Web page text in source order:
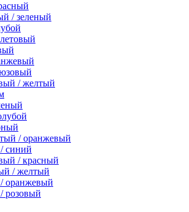
/ зеленый
/ желтый
/ оранжевый
синий
/ красный
/ желтый
оранжевый
розовый